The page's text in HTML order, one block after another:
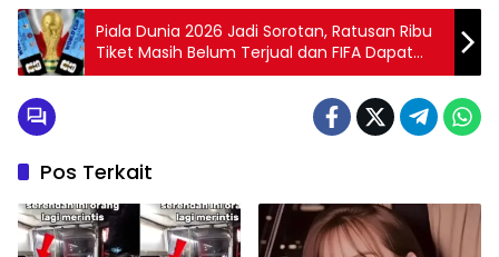
Piala Dunia 2026 Jadi Sorotan, Ratusan Ribu
Tiket Masih Belum Terjual dan FIFA Dapat
Kritik
Pos Terkait